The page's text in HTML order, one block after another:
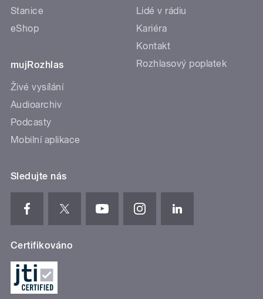
Stanice
eShop
mujRozhlas
Živé vysílání
Audioarchiv
Podcasty
Mobilní aplikace
Lidé v rádiu
Kariéra
Kontakt
Rozhlasový poplatek
Sledujte nás
Certifikováno